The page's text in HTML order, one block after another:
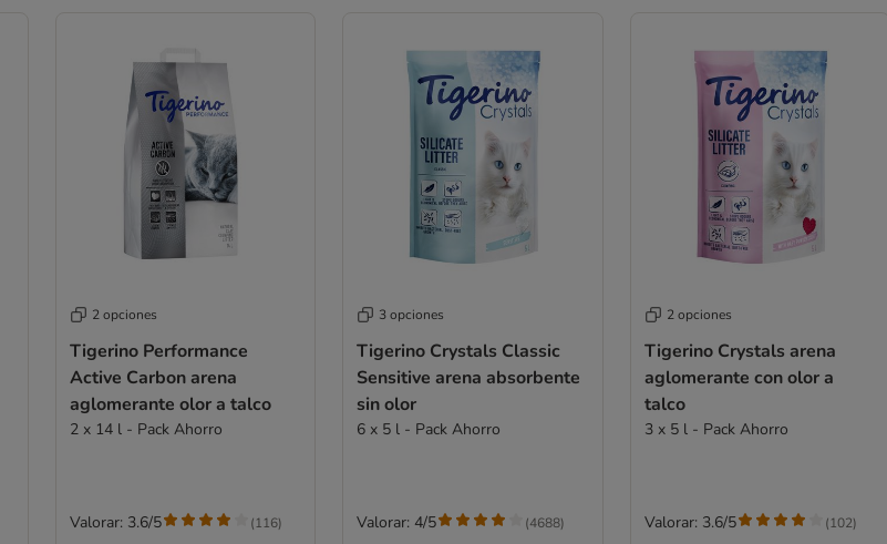
2 opciones
Tigerino Performance
Active Carbon arena
aglomerante olor a talco
2 x 14 l - Pack Ahorro
Valorar: 3.6/5 (116)
3 opciones
Tigerino Crystals Classic
Sensitive arena absorbente
sin olor
6 x 5 l - Pack Ahorro
Valorar: 4/5 (4688)
2 opciones
Tigerino Crystals arena
aglomerante con olor a
talco
3 x 5 l - Pack Ahorro
Valorar: 3.6/5 (102)